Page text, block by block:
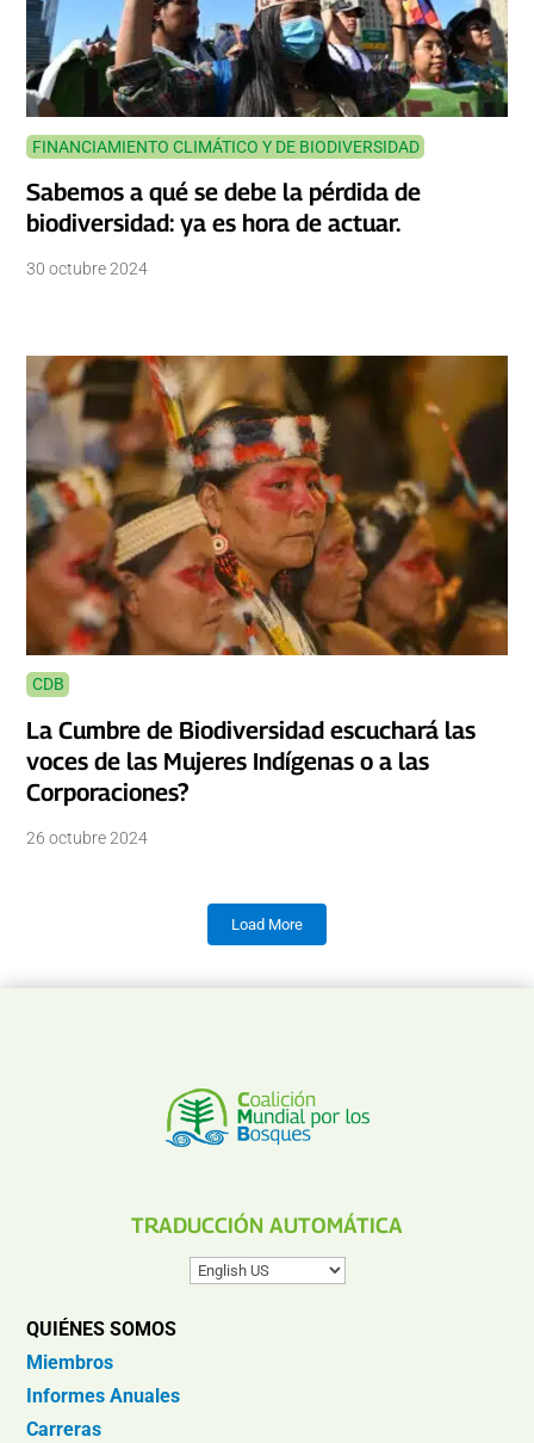
FINANCIAMIENTO CLIMÁTICO Y DE BIODIVERSIDAD
Sabemos a qué se debe la pérdida de
biodiversidad: ya es hora de actuar.
30 octubre 2024
CDB
La Cumbre de Biodiversidad escuchará las
voces de las Mujeres Indígenas o a las
Corporaciones?
26 octubre 2024
Load More
TRADUCCIÓN AUTOMÁTICA
QUIÉNES SOMOS
Miembros
Informes Anuales
Carreras